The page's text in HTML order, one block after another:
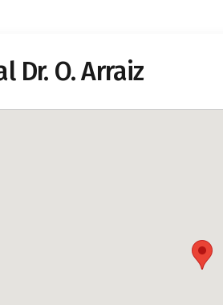
Dr. O. Arraiz